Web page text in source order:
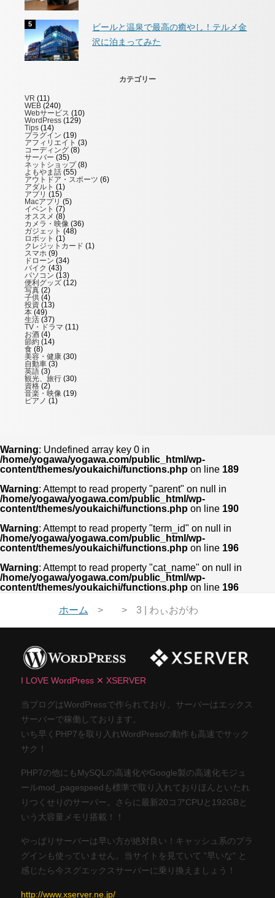
ビールと温泉で最高の癒やし！テルメ金
沢に泊まってみた
カテゴリー
VR (11)
WEB (240)
Webサービス (10)
WordPress (129)
Tips (14)
プラグイン (19)
アフィリエイト (3)
コーディング (8)
サーバー (35)
ネットショップ(8)
よもやま話 (55)
アウトドア・スポーツ (6)
アダルト (1)
アプリ (15)
Macアプリ (5)
イベント (7)
オススメ (8)
カメラ・映像 (36)
ガジェット (48)
ロボット (1)
クレジットカード (1)
スマホ (9)
ドローン (34)
バイク (43)
パソコン (13)
便利グッズ (12)
写真 (2)
子供 (4)
投資 (13)
本 (49)
生活 (37)
TV・ドラマ (11)
お酒 (4)
節約 (14)
食 (8)
美容・健康 (30)
自動車 (3)
英語 (3)
観光、旅行 (30)
資格 (2)
音楽・映像 (19)
ピアノ (1)
Warning: Undefined array key 0 in
/home/yogawa/yogawa.com/public_html/wp-
content/themes/youkaichi/functions.php on line 189
Warning: Attempt to read property "parent" on null in
/home/yogawa/yogawa.com/public_html/wp-
content/themes/youkaichi/functions.php on line 190
Warning: Attempt to read property "term_id" on null in
/home/yogawa/yogawa.com/public_html/wp-
content/themes/youkaichi/functions.php on line 196
Warning: Attempt to read property "cat_name" on null in
/home/yogawa/yogawa.com/public_html/wp-
content/themes/youkaichi/functions.php on line 196
ホーム 3 | わぃおがわ
I LOVE WordPress ✕ XSERVER
当ブログはWordPressで作られており、サーバーはエックス
サーバーで稼働しております。
いち早くPHP7を取り入れWordPressの動作も高速でサック
サク！
PHP7の他にもMySQLの高速化やGoogle製の高速化モジュ
ールmod_pagespeedも標準で取り入れておりほんといたれ
りつくせりのサーバー。さらに最新20コアCPUと192GBと
いう大容量メモリ搭載！！
やっぱりサーバーは早い方が絶対良い！キャッシュ系のプラ
グインも使っていません。当サイトを見ていて "早いな" と
感じたら今スグエックスサーバーに乗り換えましょう！
http://www.xserver.ne.jp/